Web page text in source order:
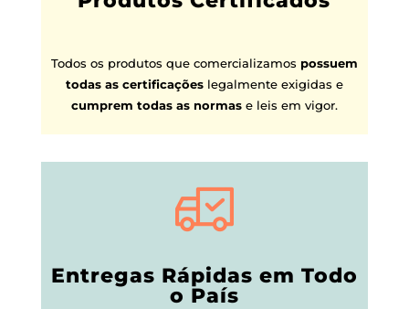
Todos os produtos que comercializamos possuem
todas as certificaçõeslegalmente exigidas e
cumprem todas as normase leis em vigor.
Entregas Rápidas em Todo
o País